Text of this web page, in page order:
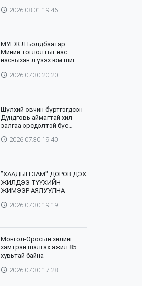
2026.08.01 19:46
МУГЖ Л.Болдбаатар:
Миний тоглолтыг нас
насныхан л үзэх юм шиг
2026.07.30 20:20
Шүлхий өвчин бүртгэгдсэн
Дундговь аймагтай хил
залгаа эрсдэлтэй бүс
вакцинжуулалтыг зохион
2026.07.30 19:40
”ХААДЫН ЗАМ" ДӨРӨВ ДЭХ
ЖИЛДЭЭ ТҮҮХИЙН
ЖИМЭЭР АЯЛУУЛНА
2026.07.30 19:19
Монгол-Оросын хилийг
хамтран шалгах ажил 85
хувьтай байна
2026.07.30 17:28